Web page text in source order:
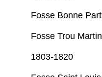
Fosse Bonne Part
Fosse Trou Martin
1803-1820